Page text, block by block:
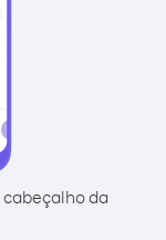
cabeçalho da